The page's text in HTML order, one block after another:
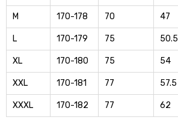
M 170-178 70 47
L 170-179 75 50.5
XL 170-180 75 54
XXL 170-181 77 57.5
XXXL 170-182 77 62